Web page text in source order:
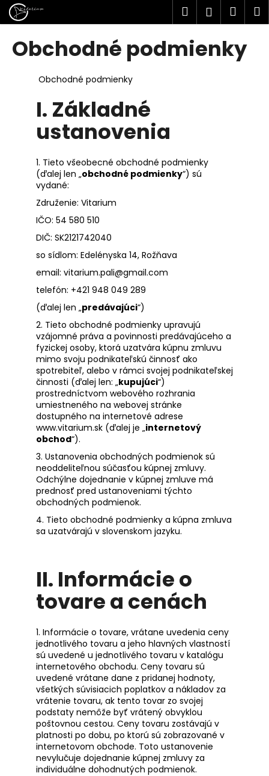
Prejsť
na
obsah
Hľadať
Obchodné podmienky
Obchodné podmienky
I. Základné
ustanovenia
1. Tieto všeobecné obchodné podmienky
(ďalej len „obchodné podmienky“) sú
vydané:
Združenie: Vitarium
IČO: 54 580 510
DIČ: SK2121742040
so sídlom: Edelényska 14, Rožňava
email: vitarium.pali@gmail.com
telefón: +421 948 049 289
(ďalej len „predávajúci“)
2. Tieto obchodné podmienky upravujú
vzájomné práva a povinnosti predávajúceho a
fyzickej osoby, ktorá uzatvára kúpnu zmluvu
mimo svoju podnikateľskú činnosť ako
spotrebiteľ, alebo v rámci svojej podnikateľskej
činnosti (ďalej len: „kupujúci“)
prostredníctvom webového rozhrania
umiestneného na webovej stránke
dostupného na internetové adrese
www.vitarium.sk (ďalej je „internetový
obchod“).
3. Ustanovenia obchodných podmienok sú
neoddeliteľnou súčasťou kúpnej zmluvy.
Odchýlne dojednanie v kúpnej zmluve má
prednosť pred ustanoveniami týchto
obchodných podmienok.
4. Tieto obchodné podmienky a kúpna zmluva
sa uzatvárajú v slovenskom jazyku.
II. Informácie o
tovare a cenách
1. Informácie o tovare, vrátane uvedenia ceny
jednotlivého tovaru a jeho hlavných vlastností
sú uvedené u jednotlivého tovaru v katalógu
internetového obchodu. Ceny tovaru sú
uvedené vrátane dane z pridanej hodnoty,
všetkých súvisiacich poplatkov a nákladov za
vrátenie tovaru, ak tento tovar zo svojej
podstaty nemôže byť vrátený obvyklou
poštovnou cestou. Ceny tovaru zostávajú v
platnosti po dobu, po ktorú sú zobrazované v
internetovom obchode. Toto ustanovenie
nevylučuje dojednanie kúpnej zmluvy za
individuálne dohodnutých podmienok.
o
HĽADAŤ